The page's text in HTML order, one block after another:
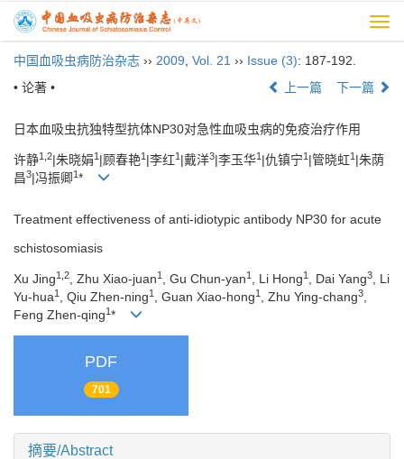
中国血吸虫病防治杂志 ›› 2009 Vol. 21 ›› Issue (3): 187-192.
• 论著 •
上一篇 下一篇
日本血吸虫抗独特型抗体NP30对急性血吸虫病的免疫治疗作用
许静1,2|朱晓娟1 |顾春艳1 |李红1 |戴洋3|李玉华1 |仇镇宁1 |管晓虹1 |朱荫
昌3|冯振卿1*
Treatment effectiveness of anti-idiotypic antibody NP30 for acute
schistosomiasis
Xu Jing1,2, Zhu Xiao-juan1 , Gu Chun-yan1 , Li Hong1 , Dai Yang3, Li
Yu-hua1 , Qiu Zhen-ning1 , Guan Xiao-hong1 , Zhu Ying-chang3,
Feng Zhen-qing1*
PDF
701
摘要/Abstract